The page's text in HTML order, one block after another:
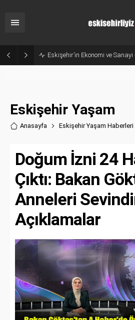
Eskişehir Yaşam
Anasayfa Eskişehir Yaşam Haberleri
Doğum İzni 24
Çıktı: Bakan
Anneleri
Açıklamalar